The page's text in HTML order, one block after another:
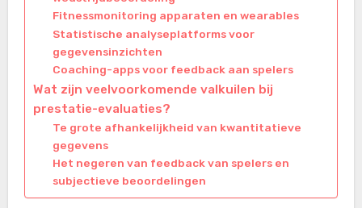
Fitnessmonitoring apparaten en wearables
Statistische analyseplatforms voor
gegevensinzichten
Coaching-apps voor feedback aan spelers
Wat zijn veelvoorkomende valkuilen bij
prestatie-evaluaties?
Te grote afhankelijkheid van kwantitatieve
gegevens
Het negeren van feedback van spelers en
subjectieve beoordelingen